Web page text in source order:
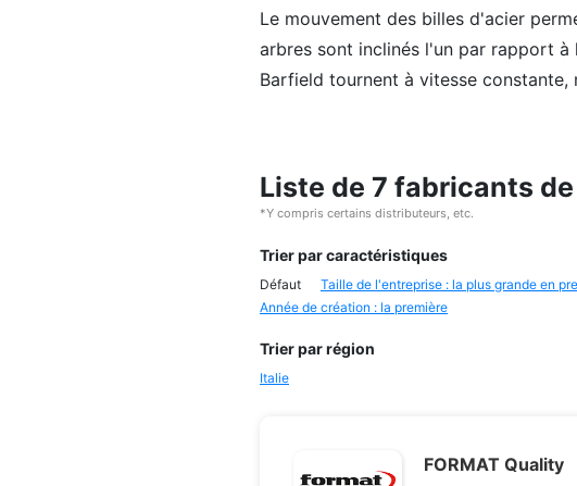
Le mouvement des billes d'acier
arbres sont inclinés l'un par rapport
Barfield tournent à vitesse
Liste de 7 fabricants
*Y compris certains distributeurs, etc.
Trier par caractéristiques
Défaut Taille de l'entreprise : la plus grande en
Année de création : la première
Trier par région
Italie
FORMAT Quality